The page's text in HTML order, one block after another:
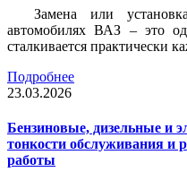
Замена или
автомобилях ВАЗ – это
сталкивается практически
Подробнее
23.03.2026
Бензиновые, дизельные и
тонкости обслуживания и
работы